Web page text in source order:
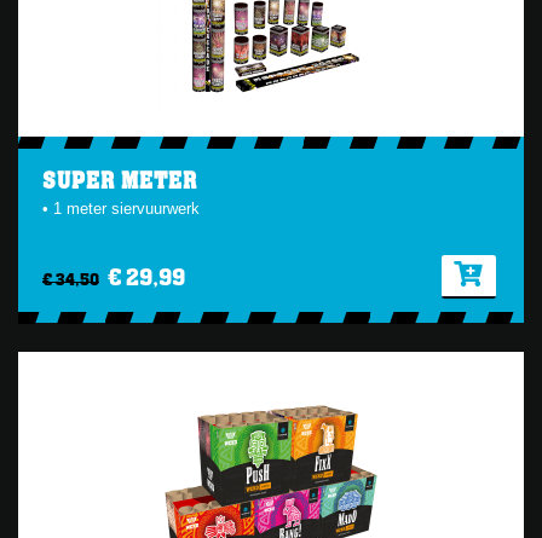
SUPER METER
• 1 meter siervuurwerk
€ 34,50 € 29,99